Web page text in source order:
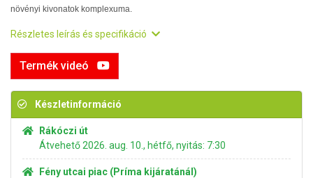
növényi kivonatok komplexuma.
Részletes leírás és specifikáció
Termék videó
Készletinformáció
Rákóczi út
Átvehető 2026. aug. 10., hétfő, nyitás: 7:30
Fény utcai piac (Príma kijáratánál)